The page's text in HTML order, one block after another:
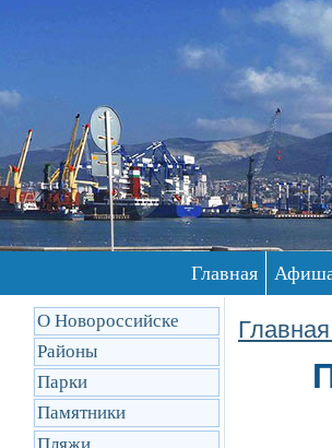
Главная
О Новороссийске
Районы
Парки
Памятники